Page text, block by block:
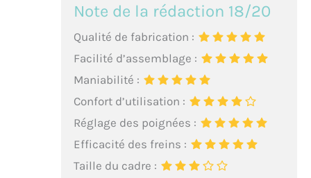
Note de la rédaction 18/20
Qualité de fabrication :
Facilité d’assemblage :
Maniabilité :
Confort d’utilisation :
Réglage des poignées :
Efficacité des freins :
Taille du cadre :